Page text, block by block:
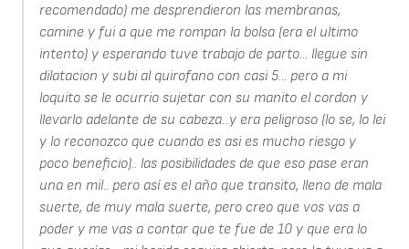
recomendado) me desprendieron las membranas,
camine y fui a que me rompan la bolsa (era el ultimo
intento) y esperando tuve trabajo de parto... llegue sin
dilatacion y subi al quirofano con casi 5... pero a mi
loquito se le ocurrio sujetar con su manito el cordon y
llevarlo adelante de su cabeza...y era peligroso (lo se, lo lei
y lo reconozco que cuando es asi es mucho riesgo y
poco beneficio).. las posibilidades de que eso pase eran
una en mil.. pero así es el año que transito, lleno de mala
suerte, de muy mala suerte, pero creo que vos vas a
poder y me vas a contar que te fue de 10 y que era lo